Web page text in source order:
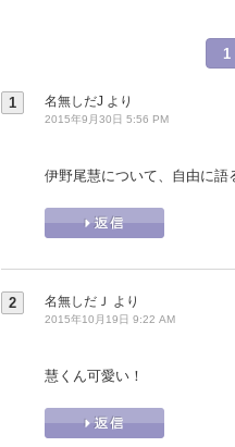
1
1 名無しだJ より
2015年9月30日 5:56 PM
伊野尾慧について、自由に語
2 名無しだＪ より
2015年10月19日 9:22 AM
慧くん可愛い！